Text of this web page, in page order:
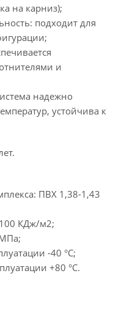
на карниз);
подходит для
и
надежно
устойчива к
ПВХ 1,38-1,43
КДж/м2;
-40 °C;
+80 °C.